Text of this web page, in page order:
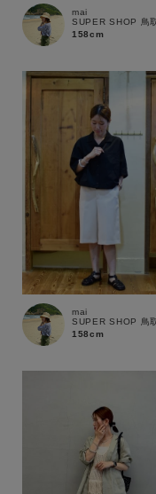
mai
SUPER SHOP 鳥
158cm
mai
SUPER SHOP 鳥
158cm